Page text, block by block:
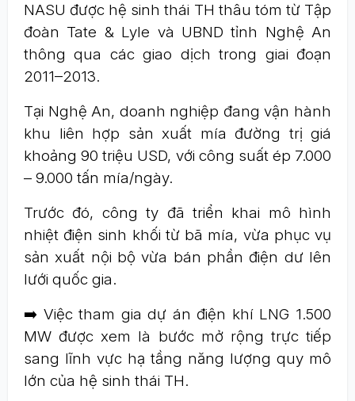
NASU được hệ sinh thái TH thâu tóm từ Tập
đoàn Tate & Lyle và UBND tỉnh Nghệ An
thông qua các giao dịch trong giai đoạn
2011–2013.
Tại Nghệ An, doanh nghiệp đang vận hành
khu liên hợp sản xuất mía đường trị giá
khoảng 90 triệu USD, với công suất ép 7.000
– 9.000 tấn mía/ngày.
Trước đó, công ty đã triển khai mô hình
nhiệt điện sinh khối từ bã mía, vừa phục vụ
sản xuất nội bộ vừa bán phần điện dư lên
lưới quốc gia.
➡️ Việc tham gia dự án điện khí LNG 1.500
MW được xem là bước mở rộng trực tiếp
sang lĩnh vực hạ tầng năng lượng quy mô
lớn của hệ sinh thái TH.